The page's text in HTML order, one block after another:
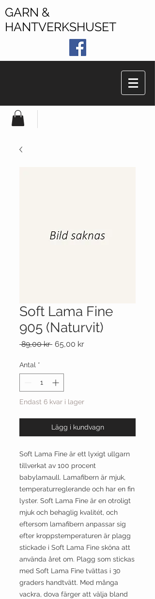
GARN &
HANTVERKSHUSET
Soft Lama Fine
905 (Naturvit)
89,00 kr Ordinarie
65,00 krReapris
Antal *
Endast 6 kvar i lager
Lägg i kundvagn
Soft Lama Fine är ett lyxigt ullgarn
tillverkat av 100 procent
babylamaull. Lamafibern är mjuk,
temperaturreglerande och har en fin
lyster. Soft Lama Fine är en otroligt
mjuk och behaglig kvalitét, och
eftersom lamafibern anpassar sig
efter kroppstemperaturen är plagg
stickade i Soft Lama Fine sköna att
använda året om. Plagg som stickas
med Soft Lama Fine tvättas i 30
graders handtvätt. Med många
vackra, dova färger att välja bland